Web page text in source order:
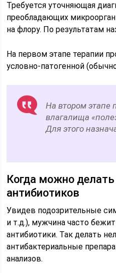
Требуется уточняющая
преобладающих
на флору. По результатам
На первом этапе терапии
условно-патогенной
На втором этапе
влагалища
Для этого
Когда можно
антибиотиков
Увидев подозрительные
и т.д.), мужчина часто
антибиотики. Так делать
антибактериальные
анализов.